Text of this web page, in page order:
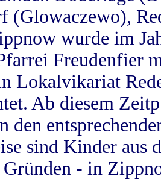
(Glowaczewo),
wurde im
Freudenfier
Lokalvikariat
Ab diesem
den
sind Kinder aus
- in